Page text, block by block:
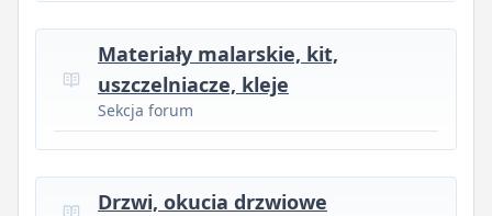
Materiały malarskie, kit,
uszczelniacze, kleje
Sekcja forum
Drzwi, okucia drzwiowe